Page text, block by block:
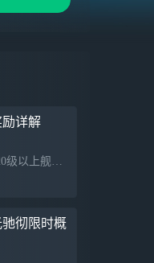
二，共可获
来」更新。
晶、根源棱
开启。完成
全新服装
等奖励；
热警告」上
详解
崩坏3新一期作战凭证开启，20级以上舰长可免费解锁先锋凭证，开放时间为9.0版本更新后至9月24日06:00。玩家通过完成任务或参与活动可快速获得历练值，提升凭证等级可获得水晶、根源棱镜、恒质纯晶及天光驰彻碎片等丰富奖励。
彻限时概